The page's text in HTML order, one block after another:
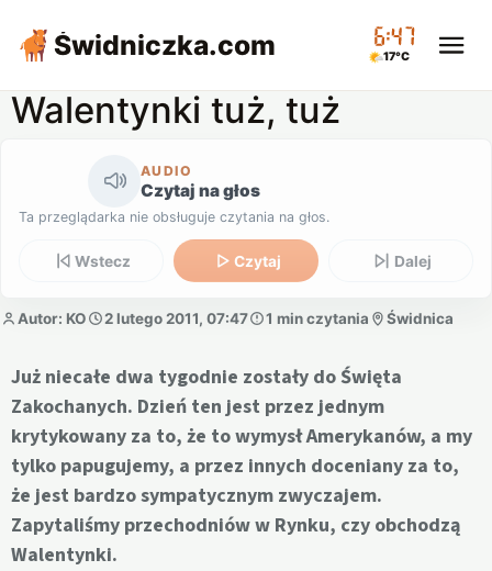
Świdniczka.com 06:47
17°C
Walentynki tuż, tuż
AUDIO
Czytaj na głos
Ta przeglądarka nie obsługuje czytania na głos.
Wstecz Czytaj Dalej
Autor: KO 2 lutego 2011, 07:47 1 min czytania Świdnica
Już niecałe dwa tygodnie zostały do Święta
Zakochanych. Dzień ten jest przez jednym
krytykowany za to, że to wymysł Amerykanów, a my
tylko papugujemy, a przez innych doceniany za to,
że jest bardzo sympatycznym zwyczajem.
Zapytaliśmy przechodniów w Rynku, czy obchodzą
Walentynki.